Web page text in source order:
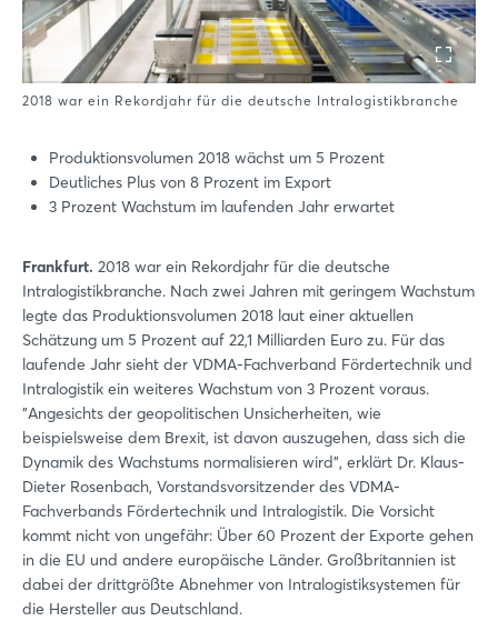
2018 war ein Rekordjahr für die deutsche Intralogistikbranche
Produktionsvolumen 2018 wächst um 5 Prozent
Deutliches Plus von 8 Prozent im Export
3 Prozent Wachstum im laufenden Jahr erwartet
Frankfurt. 2018 war ein Rekordjahr für die deutsche
Intralogistikbranche. Nach zwei Jahren mit geringem Wachstum
legte das Produktionsvolumen 2018 laut einer aktuellen
Schätzung um 5 Prozent auf 22,1 Milliarden Euro zu. Für das
laufende Jahr sieht der VDMA-Fachverband Fördertechnik und
Intralogistik ein weiteres Wachstum von 3 Prozent voraus.
"Angesichts der geopolitischen Unsicherheiten, wie
beispielsweise dem Brexit, ist davon auszugehen, dass sich die
Dynamik des Wachstums normalisieren wird", erklärt Dr. Klaus-
Dieter Rosenbach, Vorstandsvorsitzender des VDMA-
Fachverbands Fördertechnik und Intralogistik. Die Vorsicht
kommt nicht von ungefähr: Über 60 Prozent der Exporte gehen
in die EU und andere europäische Länder. Großbritannien ist
dabei der drittgrößte Abnehmer von Intralogistiksystemen für
die Hersteller aus Deutschland.